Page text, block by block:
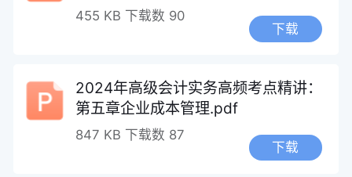
455 KB 下载数 90
下载
2024年高级会计实务高频考点精讲：
第五章企业成本管理.pdf
847 KB 下载数 87
下载